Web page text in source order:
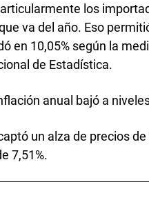
los
va del año. Eso
en 10,05% según la
de Estadística.
anual bajó a
un alza de precios
7,51%.